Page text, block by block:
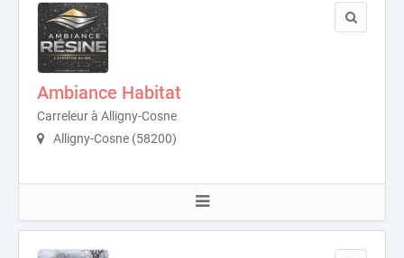
Ambiance Habitat
Carreleur à Alligny-Cosne
Alligny-Cosne (58200)